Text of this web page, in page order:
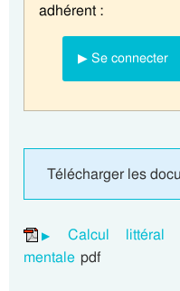
adhérent :
▶ Se connecter
Télécharger les
Calcul littéral
mentale pdf